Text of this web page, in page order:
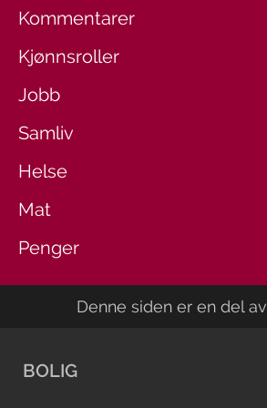
Kommentarer
Kjønnsroller
Jobb
Samliv
Helse
Mat
Penger
Denne siden er en del av
BOLIG